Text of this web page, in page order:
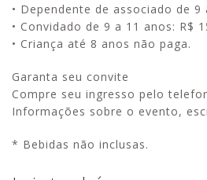
• Dependente de associado de 9
• Convidado de 9 a 11 anos: R$
• Criança até 8 anos não paga.
Garanta seu convite
Compre seu ingresso pelo
Informações sobre o evento,
* Bebidas não inclusas.